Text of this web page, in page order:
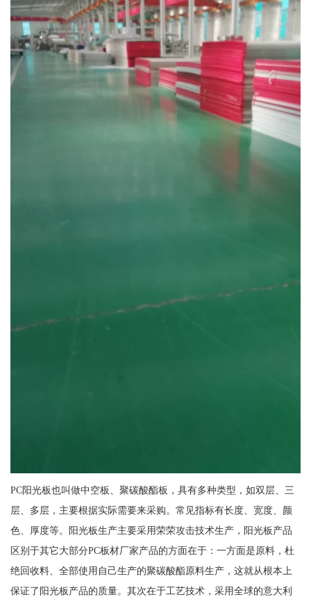
PC阳光板也叫做中空板、聚碳酸酯板，具有多种类型，如双层、三
层、多层，主要根据实际需要来采购。常见指标有长度、宽度、颜
色、厚度等。阳光板生产主要采用荣荣攻击技术生产，阳光板产品
区别于其它大部分PC板材厂家产品的方面在于：一方面是原料，杜
绝回收料、全部使用自己生产的聚碳酸酯原料生产，这就从根本上
保证了阳光板产品的质量。其次在于工艺技术，采用全球的意大利